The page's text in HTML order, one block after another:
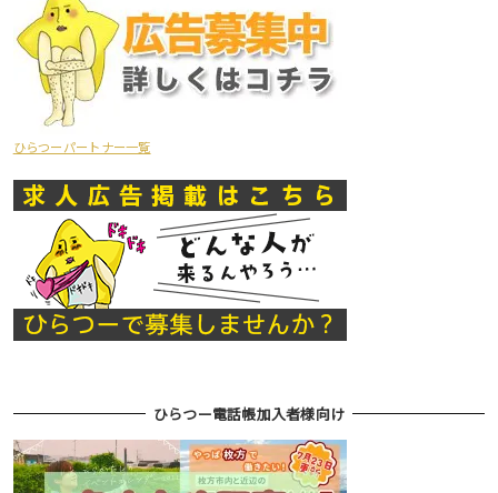
ひらつーパートナー一覧
ひらつー電話帳加入者様向け